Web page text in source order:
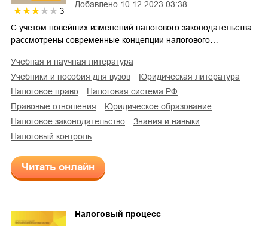
3
Добавлено 10.12.2023 03:38
С учетом новейших изменений налогового законодательства
рассмотрены современные концепции налогового…
учебная и научная литература
учебники и пособия для вузов
юридическая литература
налоговое право
налоговая система РФ
правовые отношения
юридическое образование
налоговое законодательство
знания и навыки
налоговый контроль
Читать онлайн
Налоговый процесс